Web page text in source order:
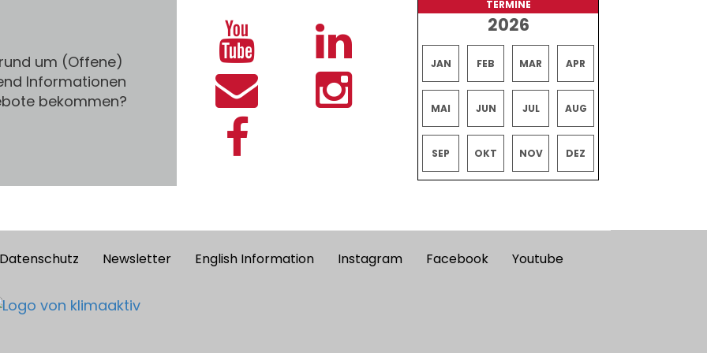
um (Offene)
Informationen
bekommen?
TERMINE
2026
JAN FEB MAR APR
MAI JUN JUL AUG
SEP OKT NOV DEZ
Datenschutz Newsletter English Information Instagram Facebook Youtube